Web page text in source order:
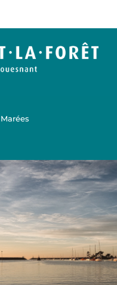
Marées